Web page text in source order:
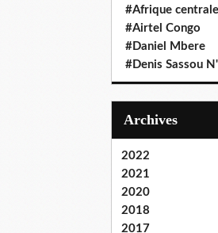
#Afrique centrale
#Airtel Congo
#Daniel Mbere
#Denis Sassou
Archives
2022
2021
2020
2018
2017